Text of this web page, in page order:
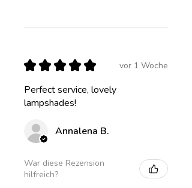
★ ★ ★ ★ ★ vor 1 Woche
Perfect service, lovely
lampshades!
Annalena B.
War diese Rezension
hilfreich?